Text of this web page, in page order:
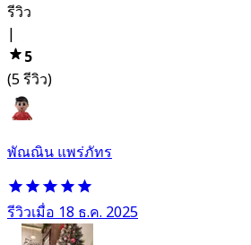
รีวิว
|
5
(5 รีวิว)
พัณณิน แพร่ภัทร
รีวิวเมื่อ 18 ธ.ค. 2025